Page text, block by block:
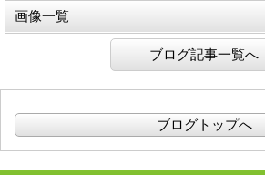
画像一覧
ブログ記事一覧へ
ブログトップへ